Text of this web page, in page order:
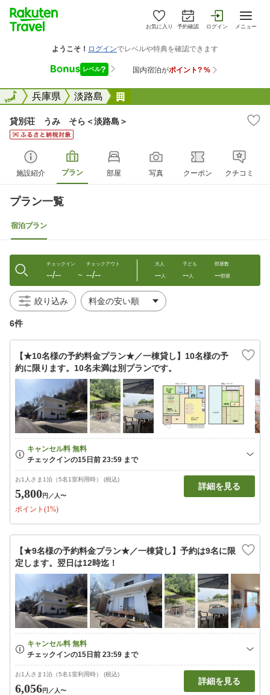
お気に入り 予約確認 ログイン メニュー
全国兵庫県 淡路島
全国
貸別荘 うみ そら＜淡路島＞
施設紹介 プラン 部屋 写真 クーポン クチコミ
プラン一覧
宿泊プラン
チェックイン
--/-- 〜
チェックアウト
--/--
大人
--人
子ども
--人
部屋数
--部屋
絞り込み
6件
【★10名様の予約料金プラン★／一棟貸し】10名様の予
約に限ります。10名未満は別プランです。
お1人さま1泊（5名1室利用時） (税込)
5,800円 ／人〜
ポイント(1%)
詳細を見る
【★9名様の予約料金プラン★／一棟貸し】予約は9名に限
定します。翌日は12時迄！
お1人さま1泊（5名1室利用時） (税込)
6,056円 ／人〜
詳細を見る